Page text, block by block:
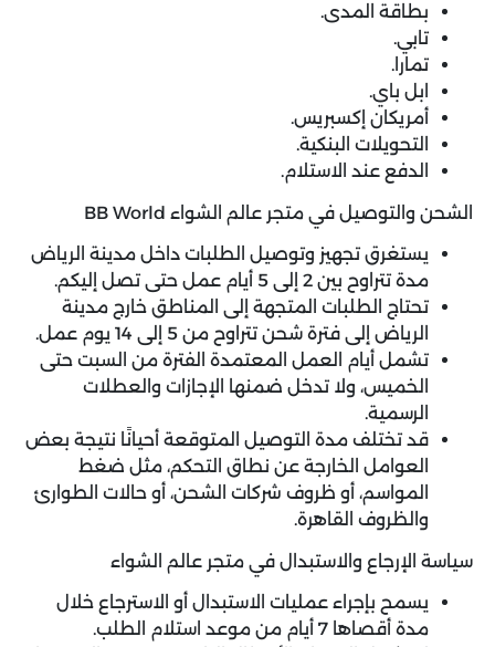
بطاقة المدى.
تابي.
تمارا.
ابل باي.
أمريكان إكسبريس.
التحويلات البنكية.
الدفع عند الاستلام.
الشحن والتوصيل في متجر عالم الشواء BB World
يستغرق تجهيز وتوصيل الطلبات داخل مدينة الرياض
مدة تتراوح بين 2 إلى 5 أيام عمل حتى تصل إليكم.
تحتاج الطلبات المتجهة إلى المناطق خارج مدينة
الرياض إلى فترة شحن تتراوح من 5 إلى 14 يوم عمل.
تشمل أيام العمل المعتمدة الفترة من السبت حتى
الخميس، ولا تدخل ضمنها الإجازات والعطلات
الرسمية.
قد تختلف مدة التوصيل المتوقعة أحيانًا نتيجة بعض
العوامل الخارجة عن نطاق التحكم، مثل ضغط
المواسم، أو ظروف شركات الشحن، أو حالات الطوارئ
والظروف القاهرة.
سياسة الإرجاع والاستبدال في متجر عالم الشواء
يسمح بإجراء عمليات الاستبدال أو الاسترجاع خلال
مدة أقصاها 7 أيام من موعد استلام الطلب.